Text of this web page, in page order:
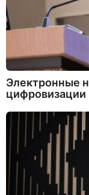
Электронные
цифровизации